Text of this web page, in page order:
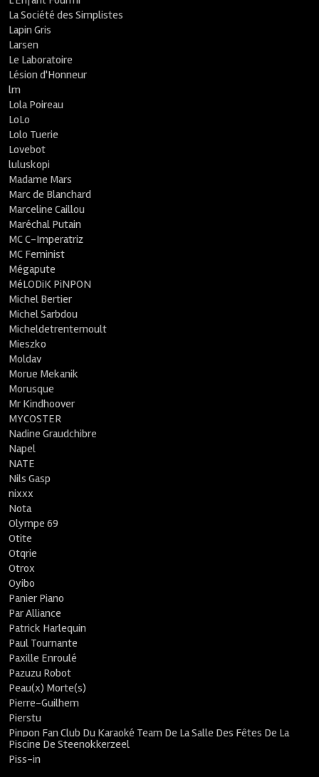
La Société des Simplistes
Lapin Gris
Larsen
Le Laboratoire
Lésion d'Honneur
lm
Lola Poireau
LoLo
Lolo Tuerie
Lovebot
luluskopi
Madame Mars
Marc de Blanchard
Marceline Caillou
Maréchal Putain
MC C-Imperatriz
MC Feminist
Mégapute
MéLODiK PiNPON
Michel Bertier
Michel Sarbdou
Micheldetrentemoult
Mieszko
Moldav
Morue Mekanik
Morusque
Mr Kindhoover
MYCOSTER
Nadine Graudchibre
Napel
NATE
Nils Gasp
nixxx
Nota
Olympe 69
Otite
Otqrie
Otrox
Oyibo
Panier Piano
Par Alliance
Patrick Harlequin
Paul Tournante
Paxille Enroulé
Pazuzu Robot
Peau(x) Morte(s)
Pierre-Guilhem
Pierstu
Pinpon Fan Club Du Karaoké Team De La Salle Des Fêtes De La
Piscine De Steenokkerzeel
Piss-in